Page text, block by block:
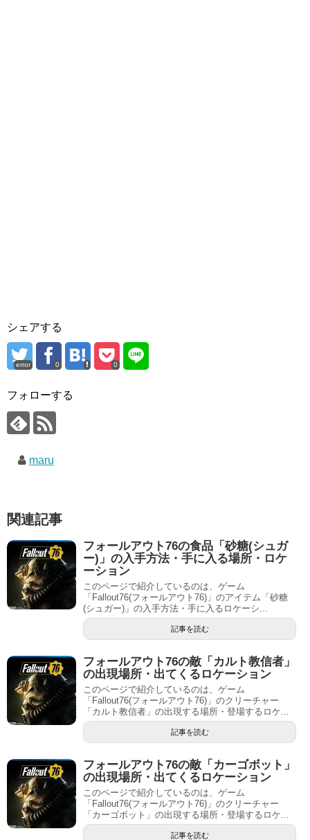
シェアする
error 0 0
フォローする
maru
関連記事
フォールアウト76の食品「砂糖(シュガ
ー)」の入手方法・手に入る場所・ロケ
ーション
このページで紹介しているのは、ゲーム
「Fallout76(フォールアウト76)」のアイテム「砂糖
(シュガー)」の入手方法・手に入るロケーシ...
記事を読む
フォールアウト76の敵「カルト教信者」
の出現場所・出てくるロケーション
このページで紹介しているのは、ゲーム
「Fallout76(フォールアウト76)」のクリーチャー
「カルト教信者」の出現する場所・登場するロケ...
記事を読む
フォールアウト76の敵「カーゴボット」
の出現場所・出てくるロケーション
このページで紹介しているのは、ゲーム
「Fallout76(フォールアウト76)」のクリーチャー
「カーゴボット」の出現する場所・登場するロケ...
記事を読む